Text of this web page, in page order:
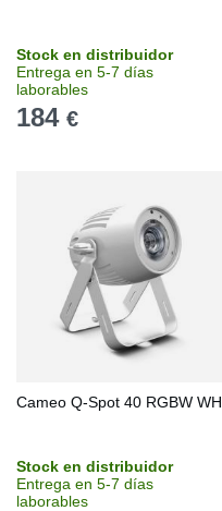
Stock en distribuidor
Entrega en 5-7 días
laborables
184 €
Cameo Q-Spot 40 RGBW WH
Stock en distribuidor
Entrega en 5-7 días
laborables